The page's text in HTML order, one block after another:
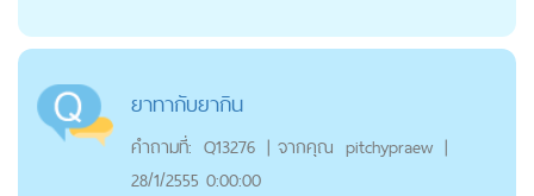
ยาทากับยากิน
คำถามที่: Q13276 | จากคุณ pitchypraew |
28/1/2555 0:00:00